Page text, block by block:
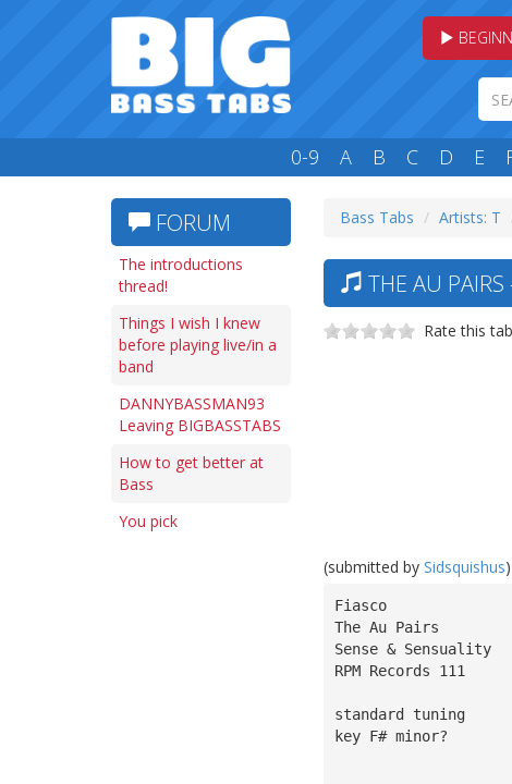
0-9 A B C D E
FORUM
The introductions
thread!
Things I wish I knew
before playing live/in a
band
DANNYBASSMAN93
Leaving BIGBASSTABS
How to get better at
Bass
You pick
Bass Tabs Artists: T
THE AU
Rate this
(submitted by Sidsquishus)
Fiasco
The Au Pairs
Sense & Sensuality
RPM Records 111
standard tuning
key F# minor?